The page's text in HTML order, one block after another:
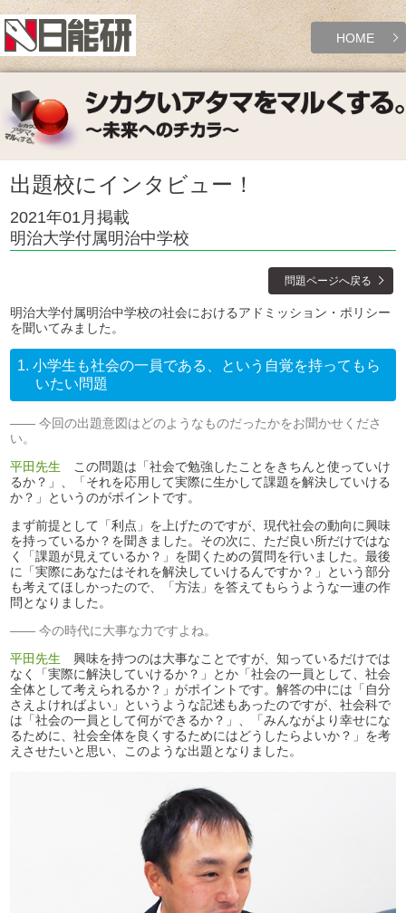
HOME
出題校にインタビュー！
2021年01月掲載
明治大学付属明治中学校
問題ページへ戻る
明治大学付属明治中学校の社会におけるアドミッション・ポリシー
を聞いてみました。
1. 小学生も社会の一員である、という自覚を持ってもら
いたい問題
今回の出題意図はどのようなものだったかをお聞かせくださ
い。
平田先生 この問題は「社会で勉強したことをきちんと使っていけ
るか？」、「それを応用して実際に生かして課題を解決していける
か？」というのがポイントです。
まず前提として「利点」を上げたのですが、現代社会の動向に興味
を持っているか？を聞きました。その次に、ただ良い所だけではな
く「課題が見えているか？」を聞くための質問を行いました。最後
に「実際にあなたはそれを解決していけるんですか？」という部分
も考えてほしかったので、「方法」を答えてもらうような一連の作
問となりました。
今の時代に大事な力ですよね。
平田先生 興味を持つのは大事なことですが、知っているだけでは
なく「実際に解決していけるか？」とか「社会の一員として、社会
全体として考えられるか？」がポイントです。解答の中には「自分
さえよければよい」というような記述もあったのですが、社会科で
は「社会の一員として何ができるか？」、「みんながより幸せにな
るために、社会全体を良くするためにはどうしたらよいか？」を考
えさせたいと思い、このような出題となりました。